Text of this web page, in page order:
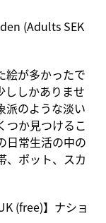
(Adults SEK
絵が多かったで
ししかありませ
派のような淡い
つか見つけるこ
日常生活の中の
、ポット、スカ
(free)】ナショ